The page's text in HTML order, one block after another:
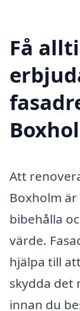
Få
Att
Boxholm
bibehålla
värde.
hjälpa till
skydda det
innan du